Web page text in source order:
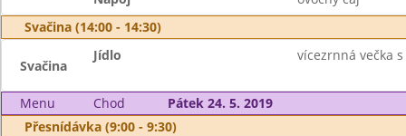
Svačina (14:00 - 14:30)
Svačina
Jídlo vícezrnná večka
Menu Chod
Pátek 24. 5. 2019
Přesnídávka (9:00 - 9:30)